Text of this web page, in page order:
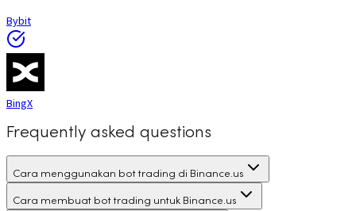
Bybit
BingX
Frequently asked questions
Cara menggunakan bot trading di Binance.us
Cara membuat bot trading untuk Binance.us